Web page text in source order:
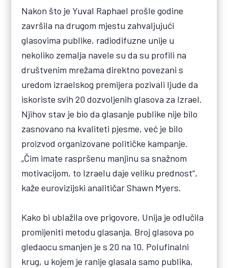
Nakon što je Yuval Raphael prošle godine
završila na drugom mjestu zahvaljujući
glasovima publike, radiodifuzne unije u
nekoliko zemalja navele su da su profili na
društvenim mrežama direktno povezani s
uredom izraelskog premijera pozivali ljude da
iskoriste svih 20 dozvoljenih glasova za Izrael.
Njihov stav je bio da glasanje publike nije bilo
zasnovano na kvaliteti pjesme, već je bilo
proizvod organizovane političke kampanje.
„Čim imate raspršenu manjinu sa snažnom
motivacijom, to Izraelu daje veliku prednost“,
kaže eurovizijski analitičar Shawn Myers.
Kako bi ublažila ove prigovore, Unija je odlučila
promijeniti metodu glasanja. Broj glasova po
gledaocu smanjen je s 20 na 10. Polufinalni
krug, u kojem je ranije glasala samo publika,